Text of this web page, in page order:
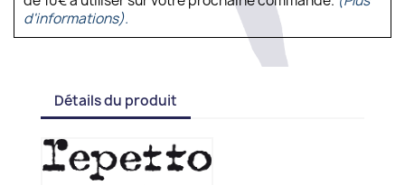
d'informations).
Détails du produit